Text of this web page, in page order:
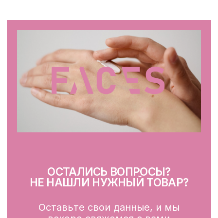
КАТАЛОГ
ПН-ВС: 10:00 - 21:00
г. Минск, ул. Папанина 11,
пом. 232
Демакияж
Очищение
Крем для лица
SPF
Глубокое очищение/ пилинги